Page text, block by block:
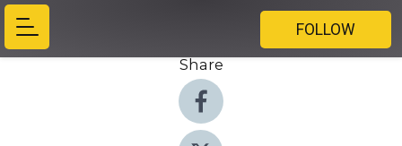
FOLLOW
Share